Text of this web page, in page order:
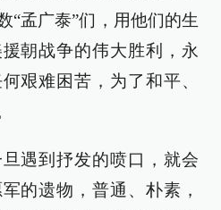
“孟广泰”们，用他们的生
朝战争的伟大胜利，永
艰难困苦，为了和平、
遇到抒发的喷口，就会
的遗物，普通、朴素，